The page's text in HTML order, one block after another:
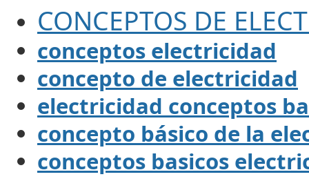
CONCEPTOS DE
conceptos electricidad
concepto de electricidad
electricidad conceptos
concepto básico de la
conceptos basicos